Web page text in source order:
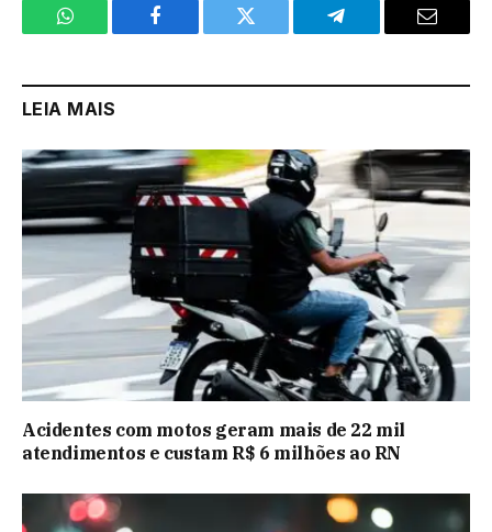
WhatsApp Facebook Twitter Telegram Email
LEIA MAIS
Acidentes com motos geram mais de 22 mil
atendimentos e custam R$ 6 milhões ao RN